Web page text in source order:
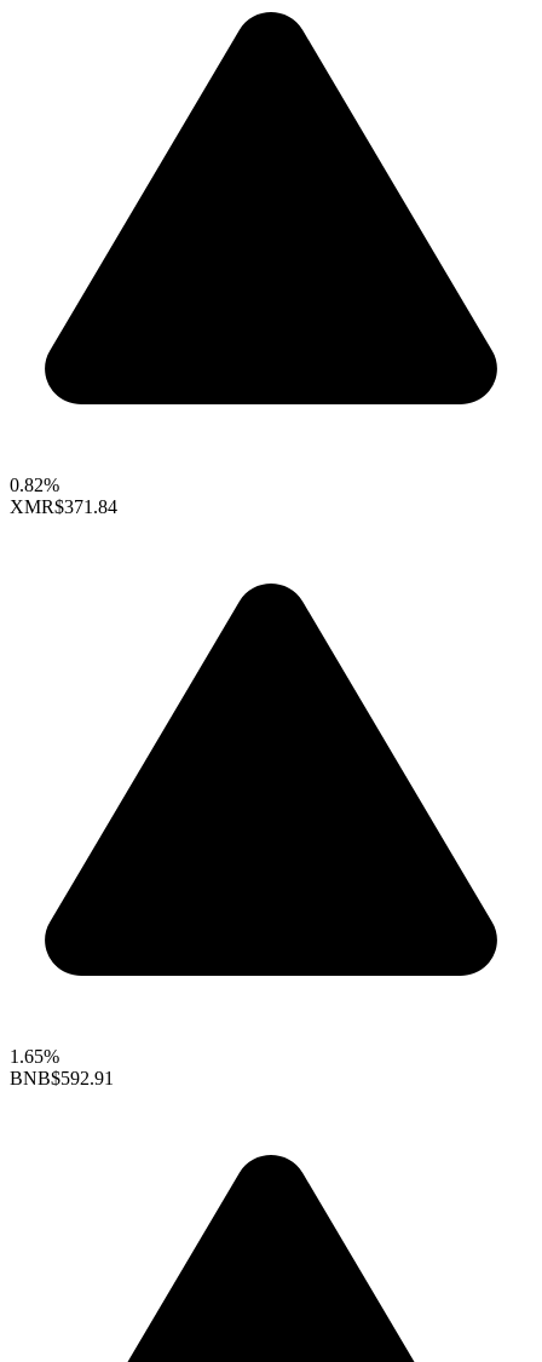
0.82%
XMR$371.84
1.65%
BNB$592.91